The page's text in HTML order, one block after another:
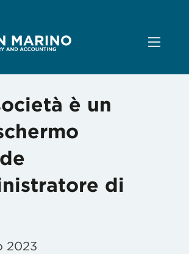
è un
di
2023